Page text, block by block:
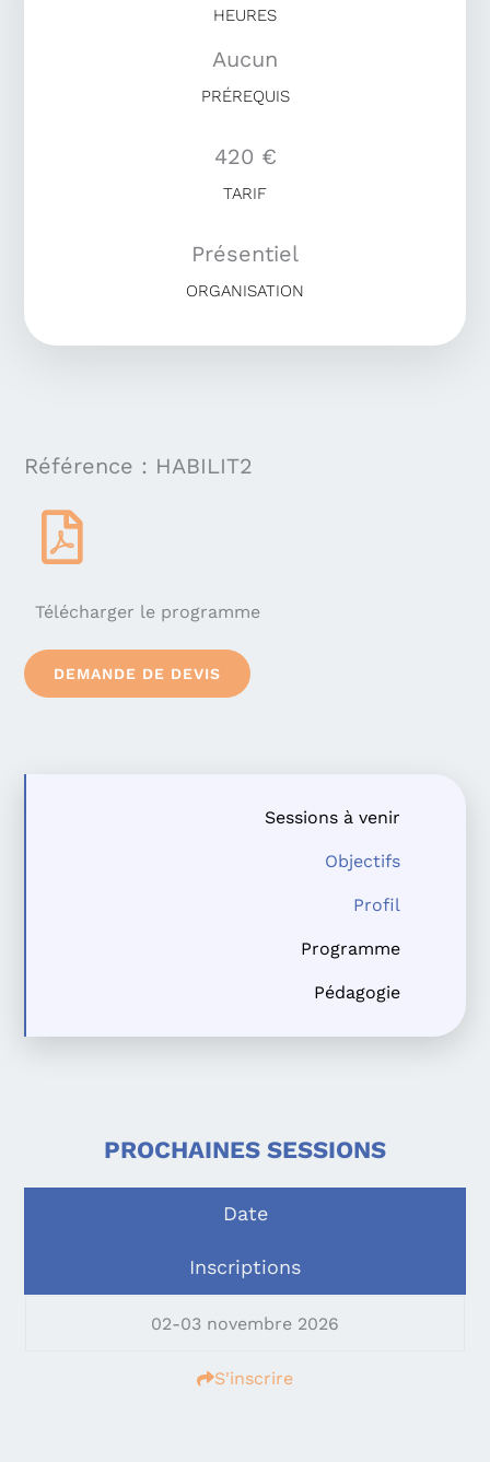
HEURES
Aucun
PRÉREQUIS
420 €
TARIF
Présentiel
ORGANISATION
Référence : HABILIT2
Télécharger le programme
DEMANDE DE DEVIS
Sessions à venir
Objectifs
Profil
Programme
Pédagogie
PROCHAINES SESSIONS
Date
Inscriptions
02-03 novembre 2026
S'inscrire